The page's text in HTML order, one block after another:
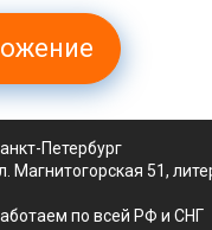
Петербург
Магнитогорская 51,
по всей РФ и СНГ